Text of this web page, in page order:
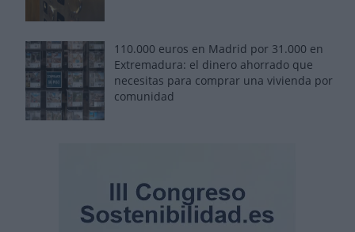
110.000 euros en Madrid por 31.000 en
Extremadura: el dinero ahorrado que
necesitas para comprar una vivienda por
comunidad